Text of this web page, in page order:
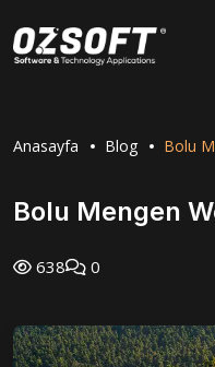
Anasayfa Blog Bolu
Bolu Mengen
638 0